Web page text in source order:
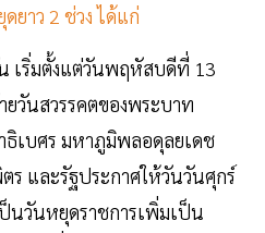
ยาว 2 ช่วง ได้แก่
เริ่มตั้งแต่วันพฤหัสบดีที่ 13
วันสวรรคตของพระบาท
เบศร มหาภูมิพลอดุลยเดช
ร และรัฐประกาศให้วันวันศุกร์
นวันหยุดราชการเพิ่มเป็น